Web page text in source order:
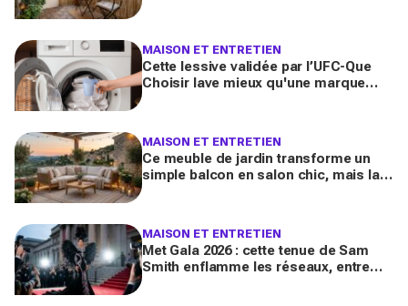
MAISON ET ENTRETIEN
Cette lessive validée par l’UFC-Que
Choisir lave mieux qu'une marque
MAISON ET ENTRETIEN
Ce meuble de jardin transforme un
simple balcon en salon chic, mais la
MAISON ET ENTRETIEN
Met Gala 2026 : cette tenue de Sam
Smith enflamme les réseaux, entre